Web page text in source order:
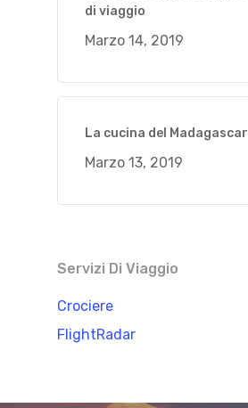
di viaggio
Marzo 14, 2019
La cucina del Madagascar
Marzo 13, 2019
Servizi Di Viaggio
Crociere
FlightRadar